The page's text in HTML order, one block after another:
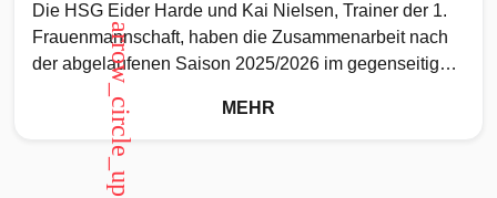
Die HSG Eider Harde und Kai Nielsen, Trainer der 1.
Frauenmannschaft, haben die Zusammenarbeit nach
der abgelaufenen Saison 2025/2026 im gegenseitigen
Einvernehmen beendet. Mit dem
arrow_circle_up MEHR